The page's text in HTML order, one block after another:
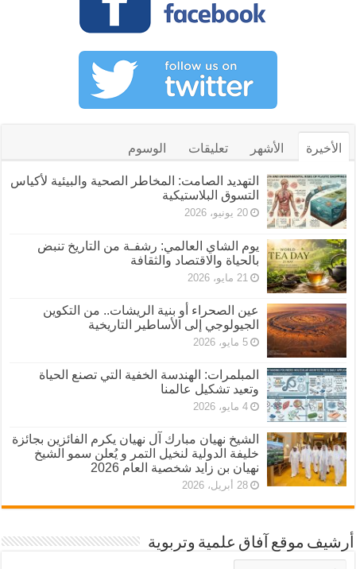
الأخيرة الأشهر تعليقات الوسوم
التهديد الصامت: المخاطر الصحية والبيئية لأكياس
التسوق البلاستيكية
20 يونيو، 2026
يوم الشاي العالمي: رشفـة من التاريخ تنبض
بالحياة والاقتصاد والثقافة
21 مايو، 2026
عين الصحراء أو بنية الريشات.. من التكوين
الجيولوجي إلى الأساطير التاريخية
5 مايو، 2026
المبلمرات: الهندسة الخفية التي تصنع الحياة
وتعيد تشكيل عالمنا
4 مايو، 2026
الشيخ نهيان مبارك آل نهيان يكرم الفائزين بجائزة
خليفة الدولية لنخيل التمر و يُعلن سمو الشيخ
نهيان بن زايد شخصية العام 2026
28 أبريل، 2026
أرشيف موقع آفاق علمية وتربوية